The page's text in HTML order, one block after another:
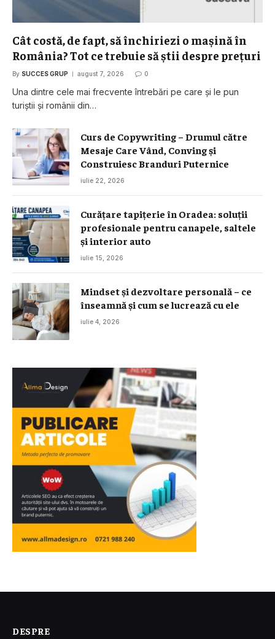
Cât costă, de fapt, să închiriezi o mașină în
România? Tot ce trebuie să știi despre prețuri
By SUCCES GRUP august 7, 2026 0
Una dintre cele mai frecvente întrebări pe care și le pun
turiștii și românii din…
Curs de Copywriting – Drumul către
Mesaje Care Vând, Conving și
Construiesc Branduri Puternice
iulie 22, 2026
Curățare tapițerie în Oradea: soluții
profesionale pentru canapele, saltele
și interior auto
iulie 15, 2026
Mindset și dezvoltare personală – ce
înseamnă și cum se lucrează cu ele
iulie 4, 2026
DESPRE